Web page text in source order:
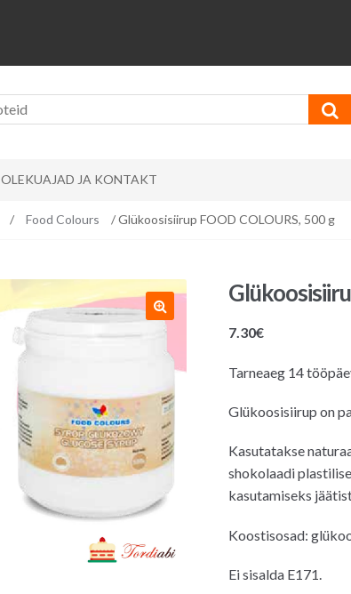
JA KONTAKT
/ Food Colours / Glükoosisiirup FOOD COLOURS, 500 g
7.30€
Tarneaeg 14
Glükoosisiirup on
Kasutatakse
shokolaadi
kasutamiseks
Koostisosad:
Ei sisalda E171.